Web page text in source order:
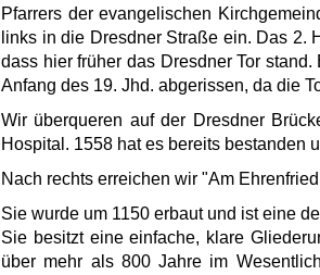
Pfarrers der evangelischen
links in die Dresdner Straße ein. Das 2.
dass hier früher das Dresdner Tor
Anfang des 19. Jhd. abgerissen, da die
Wir überqueren auf der Dresdner
Hospital. 1558 hat es bereits bestanden
Nach rechts erreichen wir "Am
Sie wurde um 1150 erbaut und ist eine
Sie besitzt eine einfache, klare
über mehr als 800 Jahre im